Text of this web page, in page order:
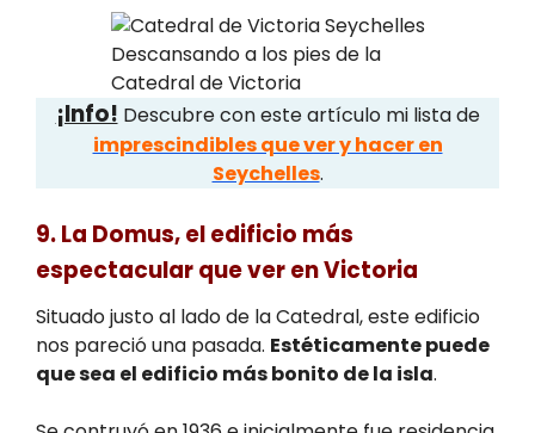
Descansando a los pies de la
Catedral de Victoria
¡Info! Descubre con este artículo mi lista de
imprescindibles que ver y hacer en
Seychelles.
9. La Domus, el edificio más
espectacular que ver en Victoria
Situado justo al lado de la Catedral, este edificio
nos pareció una pasada. Estéticamente puede
que sea el edificio más bonito de la isla.